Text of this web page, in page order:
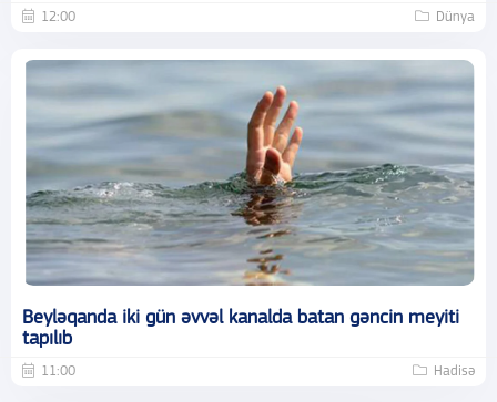
12:00 Dünya
Beyləqanda iki gün əvvəl kanalda batan gəncin meyiti
tapılıb
11:00 Hadisə